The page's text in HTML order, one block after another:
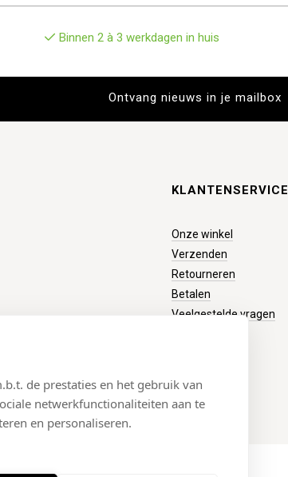
de prestaties en het gebruik van
netwerkfunctionaliteiten aan te
en personaliseren.
Binnen 2 à 3 werkdagen in huis
KLANTENSERVICE
Onze winkel
Verzenden
Retourneren
Betalen
Veelgestelde vragen